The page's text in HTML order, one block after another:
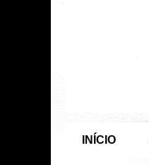
INÍCIO